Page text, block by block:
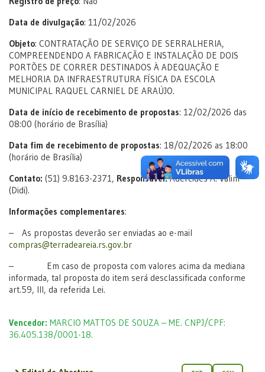
Data de divulgação: 11/02/2026
Objeto: CONTRATAÇÃO DE SERVIÇO DE SERRALHERIA,
COMPREENDENDO A FABRICAÇÃO E INSTALAÇÃO DE DOIS
PORTÕES DE CORRER DESTINADOS À ADEQUAÇÃO E
MELHORIA DA INFRAESTRUTURA FÍSICA DA ESCOLA
MUNICIPAL RAQUEL CARNIEL DE ARAÚJO.
Data de início de recebimento de propostas: 12/02/2026 das
08:00 (horário de Brasília)
Data fim de recebimento de propostas: 18/02/2026 as 18:00
(horário de Brasília)
Contato: (51) 9.8163-2371, Responsável:Adercides A. Valim –
(Didi).
Informações complementares:
– As propostas deverão ser enviadas ao e-mail
compras@terradeareia.rs.gov.br
– Em caso de proposta com valores acima da mediana
informada, tal proposta do item será desclassificada conforme
art.59, III, da referida Lei.
Vencedor: MARCIO MATTOS DE SOUZA – ME. CNPJ/CPF:
36.405.138/0001-18.